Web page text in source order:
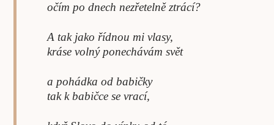
očím po dnech nezřetelně ztrácí?
A tak jako řídnou mi vlasy,
kráse volný ponechávám svět
a pohádka od babičky
tak k babičce se vrací,